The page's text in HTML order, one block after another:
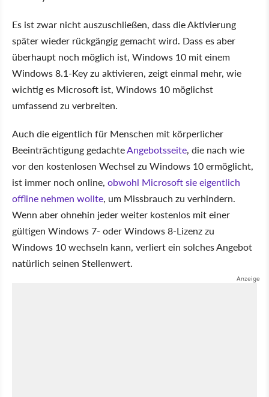
Es ist zwar nicht auszuschließen, dass die Aktivierung
später wieder rückgängig gemacht wird. Dass es aber
überhaupt noch möglich ist, Windows 10 mit einem
Windows 8.1-Key zu aktivieren, zeigt einmal mehr, wie
wichtig es Microsoft ist, Windows 10 möglichst
umfassend zu verbreiten.
Auch die eigentlich für Menschen mit körperlicher
Beeinträchtigung gedachteAngebotsseite, die nach wie
vor den kostenlosen Wechsel zu Windows 10 ermöglicht,
ist immer noch online, obwohl Microsoft sie eigentlich
offline nehmen wollte, um Missbrauch zu verhindern.
Wenn aber ohnehin jeder weiter kostenlos mit einer
gültigen Windows 7- oder Windows 8-Lizenz zu
Windows 10 wechseln kann, verliert ein solches Angebot
natürlich seinen Stellenwert.